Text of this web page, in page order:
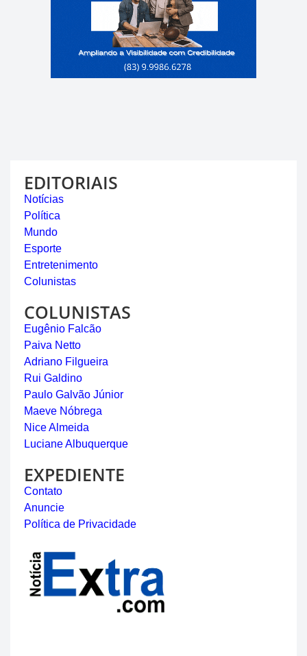
EDITORIAIS
Notícias
Política
Mundo
Esporte
Entretenimento
Colunistas
COLUNISTAS
Eugênio Falcão
Paiva Netto
Adriano Filgueira
Rui Galdino
Paulo Galvão Júnior
Maeve Nóbrega
Nice Almeida
Luciane Albuquerque
EXPEDIENTE
Contato
Anuncie
Política de Privacidade